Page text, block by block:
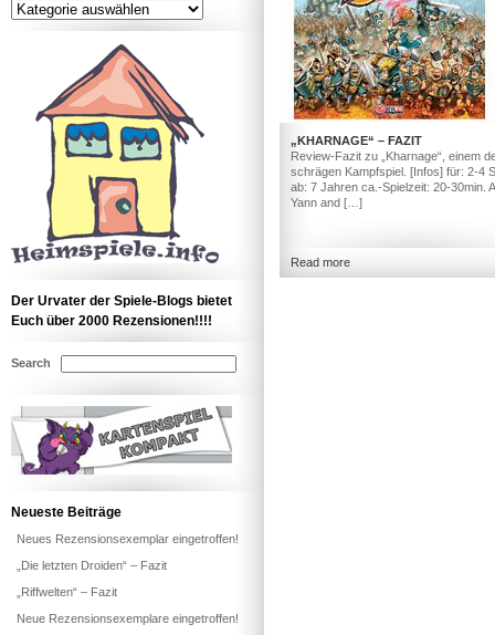
„KHARNAGE“ – FAZIT
Review-Fazit zu „Kharnage“, einem
schrägen Kampfspiel. [Infos] für: 2-4
ab: 7 Jahren ca.-Spielzeit: 20-30min.
Yann and […]
Read more
Blog-
Der Urvater der Spiele-Blogs bietet
Euch über 2000 Rezensionen!!!!
Search
Neueste Beiträge
Neues Rezensionsexemplar eingetroffen!
„Die letzten Droiden“ – Fazit
„Riffwelten“ – Fazit
Neue Rezensionsexemplare eingetroffen!